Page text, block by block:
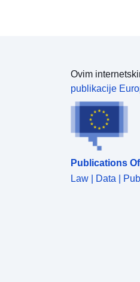
Ovim
publikacije
Publications
Law | Data |